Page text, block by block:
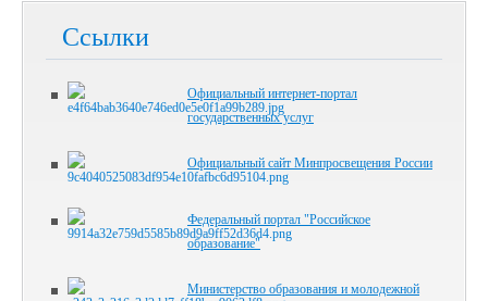
Ссылки
Официальный интернет-портал
государственных услуг
Официальный сайт Минпросвещения России
Федеральный портал "Российское
образование"
Министерство образования и молодежной